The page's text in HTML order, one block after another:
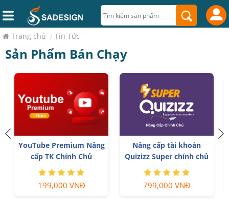
Trang chủ / Tin Tức
Sản Phẩm Bán Chạy
YouTube Premium Nâng
cấp TK Chính Chủ
199,000 VNĐ
Nâng cấp tài khoản
Quizizz Super chính chủ
799,000 VNĐ